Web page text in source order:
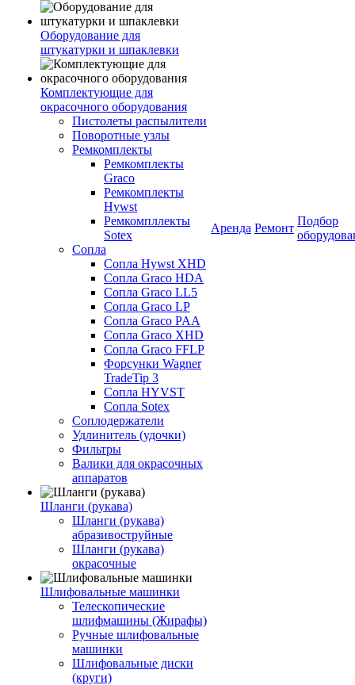
Оборудование для
штукатурки и шпаклевки
Комплектующие для
окрасочного оборудования
Пистолеты распылители
Поворотные узлы
Ремкомплекты
Ремкомплекты
Graco
Ремкомплекты
Hywst
Ремкомпллекты
Sotex
Сопла
Сопла Hywst XHD
Сопла Graco HDA
Сопла Graco LL5
Сопла Graco LP
Сопла Graco PAA
Сопла Graco XHD
Сопла Graco FFLP
Форсунки Wagner
TradeTip 3
Сопла HYVST
Сопла Sotex
Соплодержатели
Удлинитель (удочки)
Фильтры
Валики для окрасочных
аппаратов
Шланги (рукава)
Шланги (рукава)
абразивоструйные
Шланги (рукава)
окрасочные
Шлифовальные машинки
Телескопические
шлифмашины (Жирафы)
Ручные шлифовальные
машинки
Шлифовальные диски
(круги)
Аренда Ремонт
Подбор